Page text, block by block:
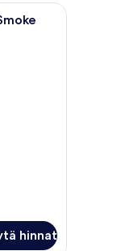
on kaksi sänkyä,
hinnat